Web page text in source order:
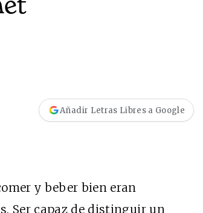
Añadir Letras Libres a Google
y beber bien eran
Ser capaz de distinguir un